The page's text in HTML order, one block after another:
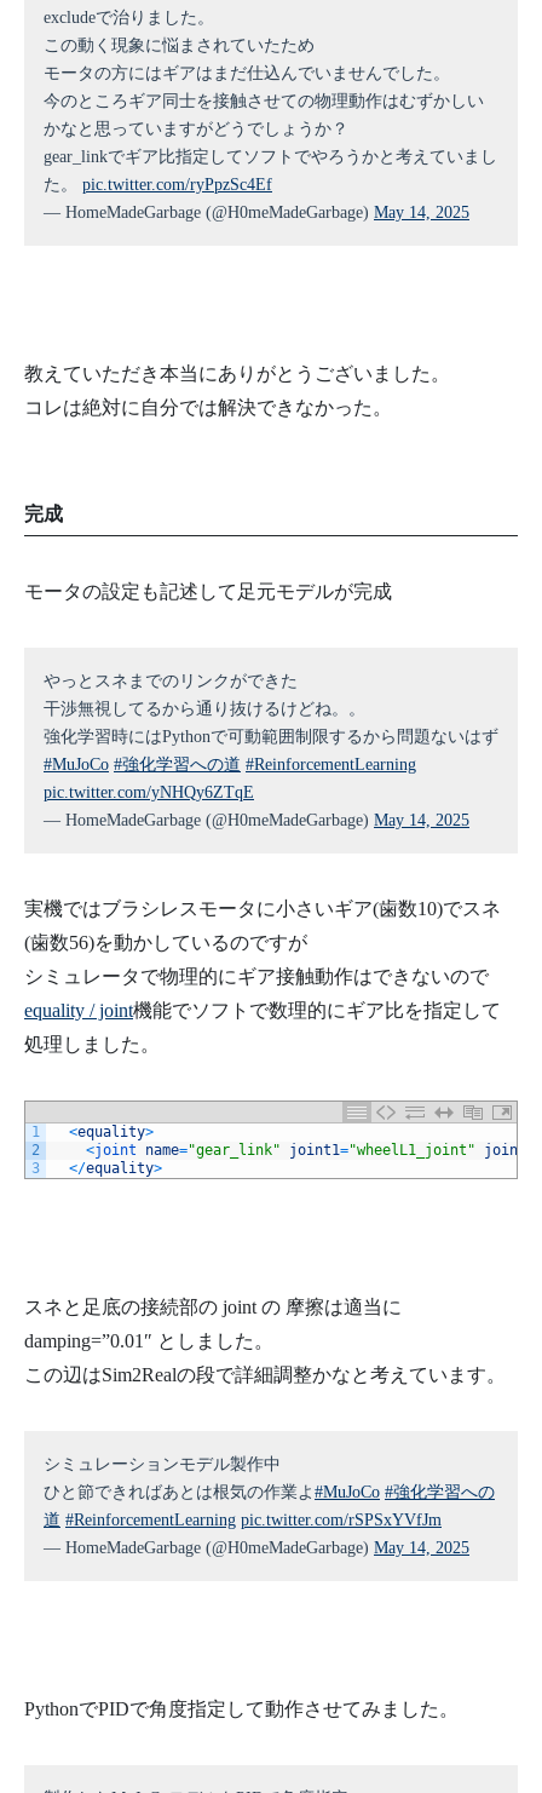
excludeで治りました。
この動く現象に悩まされていたため
モータの方にはギアはまだ仕込んでいませんでした。
今のところギア同士を接触させての物理動作はむずかしい
かなと思っていますがどうでしょうか？
gear_linkでギア比指定してソフトでやろうかと考えていまし
た。 pic.twitter.com/ryPpzSc4Ef
— HomeMadeGarbage (@H0meMadeGarbage) May 14, 2025
教えていただき本当にありがとうございました。
コレは絶対に自分では解決できなかった。
完成
モータの設定も記述して足元モデルが完成
やっとスネまでのリンクができた
干渉無視してるから通り抜けるけどね。。
強化学習時にはPythonで可動範囲制限するから問題ないはず
#MuJoCo #強化学習への道 #ReinforcementLearning
pic.twitter.com/yNHQy6ZTqE
— HomeMadeGarbage (@H0meMadeGarbage) May 14, 2025
実機ではブラシレスモータに小さいギア(歯数10)でスネ
(歯数56)を動かしているのですが
シミュレータで物理的にギア接触動作はできないので
equality / joint機能でソフトで数理的にギア比を指定して
処理しました。
1
2
3
<equality>
<joint name="gear_link" joint1="wheelL1_joint" joint2
</equality>
スネと足底の接続部の joint の 摩擦は適当に
damping=”0.01″ としました。
この辺はSim2Realの段で詳細調整かなと考えています。
シミュレーションモデル製作中
ひと節できればあとは根気の作業よ #MuJoCo #強化学習への
道 #ReinforcementLearning pic.twitter.com/rSPSxYVfJm
— HomeMadeGarbage (@H0meMadeGarbage) May 14, 2025
PythonでPIDで角度指定して動作させてみました。